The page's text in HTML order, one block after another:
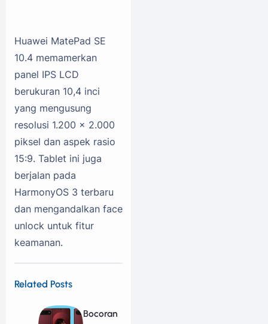
Huawei MatePad SE
10.4 memamerkan
panel IPS LCD
berukuran 10,4 inci
yang mengusung
resolusi 1.200 x 2.000
piksel dan aspek rasio
15:9. Tablet ini juga
berjalan pada
HarmonyOS 3 terbaru
dan mengandalkan face
unlock untuk fitur
keamanan.
Related Posts
Bocoran